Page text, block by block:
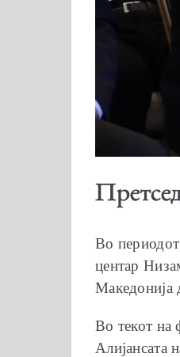
Во
центар
Македонија
Во текот на
Алијансата